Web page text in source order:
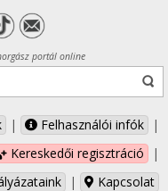
portál online
| Felhasználói infók
|
Kereskedői regisztráció
|
| Kapcsolat